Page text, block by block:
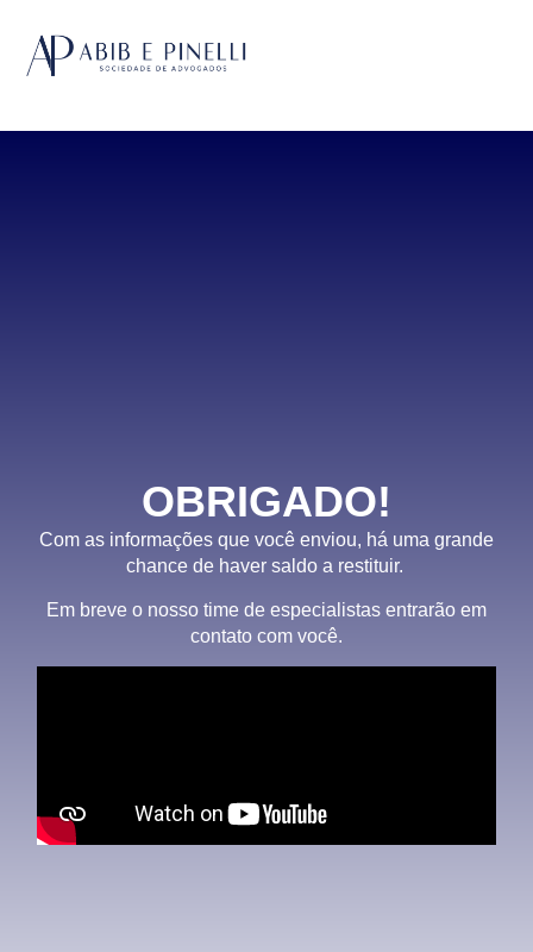
OBRIGADO!
Com as informações que você enviou, há uma grande
chance de haver saldo a restituir.
Em breve o nosso time de especialistas entrarão em
contato com você.